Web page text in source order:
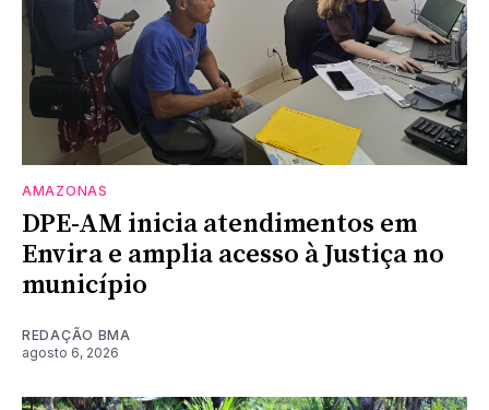
AMAZONAS
DPE-AM inicia atendimentos em
Envira e amplia acesso à Justiça no
município
REDAÇÃO BMA
agosto 6, 2026